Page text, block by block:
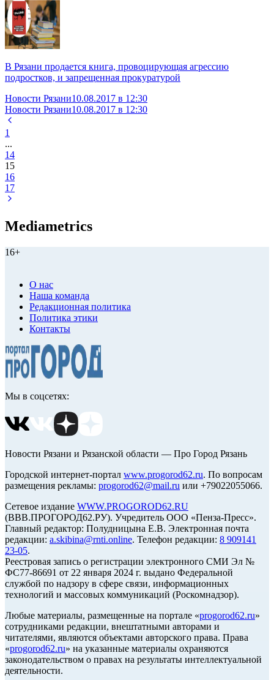
В Рязани продается книга, провоцирующая агрессию
подростков, и запрещенная прокуратурой
Новости Рязани10.08.2017 в 12:30
Новости Рязани10.08.2017 в 12:30
1
...
14
15
16
17
Mediametrics
16+
О нас
Наша команда
Редакционная политика
Политика этики
Контакты
Мы в соцсетях:
Новости Рязани и Рязанской области — Про Город Рязань
Городской интернет-портал www.progorod62.ru. По вопросам
размещения рекламы: progorod62@mail.ru или +79022055066.
Сетевое издание WWW.PROGOROD62.RU
(ВВВ.ПРОГОРОД62.РУ). Учредитель ООО «Пенза-Пресс».
Главный редактор: Полудницына Е.В. Электронная почта
редакции: a.skibina@rnti.online. Телефон редакции: 8 909141
23-05.
Реестровая запись о регистрации электронного СМИ Эл №
ФС77-86691 от 22 января 2024 г. выдано Федеральной
службой по надзору в сфере связи, информационных
технологий и массовых коммуникаций (Роскомнадзор).
Любые материалы, размещенные на портале «progorod62.ru»
сотрудниками редакции, внештатными авторами и
читателями, являются объектами авторского права. Права
«progorod62.ru» на указанные материалы охраняются
законодательством о правах на результаты интеллектуальной
деятельности.